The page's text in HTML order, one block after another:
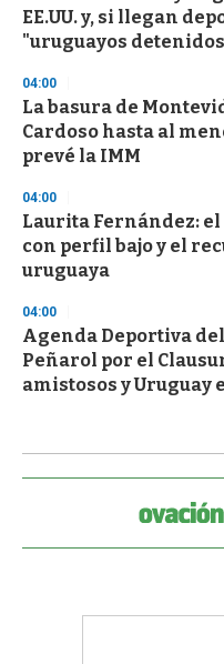
EE.UU. y, si llegan
"uruguayos
04:00
La basura de
Cardoso hasta al
prevé la IMM
04:00
Laurita Fernández:
con perfil bajo y el
uruguaya
04:00
Agenda Deportiva del
Peñarol por el
amistosos y Uruguay